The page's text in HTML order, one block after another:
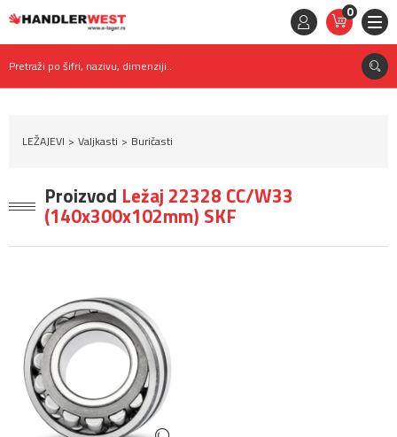
0
STAVKE
0,
RSD
Pretraži po šifri, nazivu, dimenziji..
LEŽAJEVI Valjkasti Buričasti
Proizvod Ležaj 22328 CC/W33
(140x300x102mm) SKF